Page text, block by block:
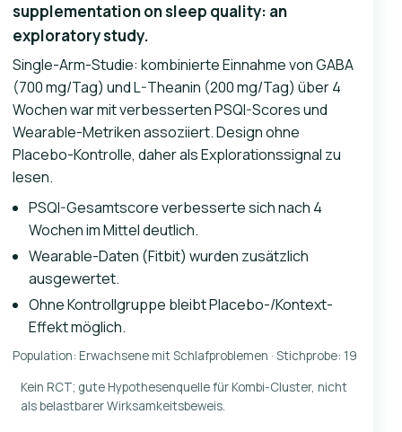
supplementation on sleep quality: an
exploratory study.
Single-Arm-Studie: kombinierte Einnahme von GABA
(700 mg/Tag) und L-Theanin (200 mg/Tag) über 4
Wochen war mit verbesserten PSQI-Scores und
Wearable-Metriken assoziiert. Design ohne
Placebo-Kontrolle, daher als Explorationssignal zu
lesen.
PSQI-Gesamtscore verbesserte sich nach 4
Wochen im Mittel deutlich.
Wearable-Daten (Fitbit) wurden zusätzlich
ausgewertet.
Ohne Kontrollgruppe bleibt Placebo-/Kontext-
Effekt möglich.
Population: Erwachsene mit Schlafproblemen · Stichprobe: 19
Kein RCT; gute Hypothesenquelle für Kombi-Cluster, nicht
als belastbarer Wirksamkeitsbeweis.